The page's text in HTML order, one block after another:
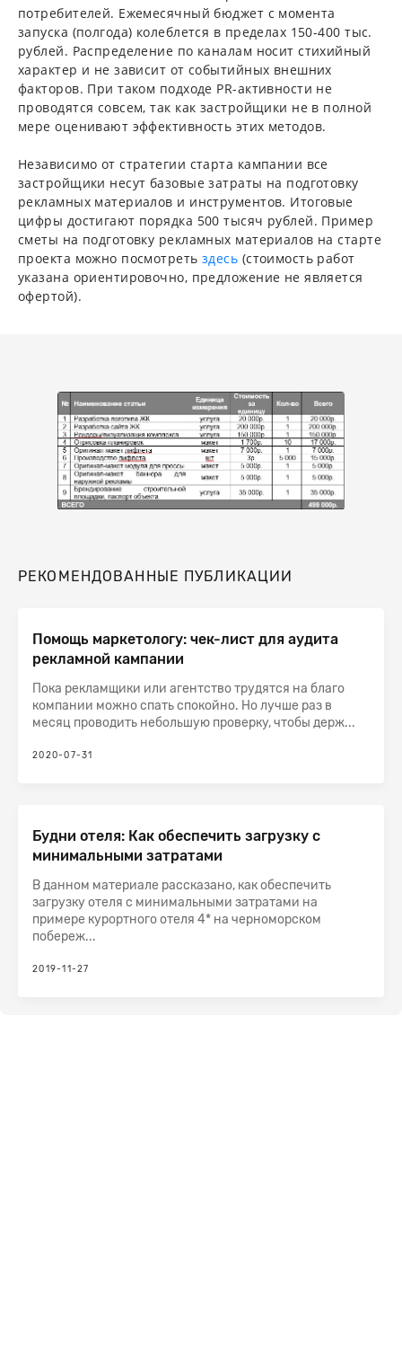
потребителей. Ежемесячный бюджет с момента
запуска (полгода) колеблется в пределах 150-400 тыс.
рублей. Распределение по каналам носит стихийный
характер и не зависит от событийных внешних
факторов. При таком подходе PR-активности не
проводятся совсем, так как застройщики не в полной
мере оценивают эффективность этих методов.
Независимо от стратегии старта кампании все
застройщики несут базовые затраты на подготовку
рекламных материалов и инструментов. Итоговые
цифры достигают порядка 500 тысяч рублей. Пример
сметы на подготовку рекламных материалов на старте
проекта можно посмотретьздесь (стоимость работ
указана ориентировочно, предложение не является
офертой).
РЕКОМЕНДОВАННЫЕ ПУБЛИКАЦИИ
Помощь маркетологу: чек-лист для аудита
рекламной кампании
Пока рекламщики или агентство трудятся на благо
компании можно спать спокойно. Но лучше раз в
месяц проводить небольшую проверку, чтобы держ...
2020-07-31
Будни отеля: Как обеспечить загрузку с
минимальными затратами
В данном материале рассказано, как обеспечить
загрузку отеля с минимальными затратами на
примере курортного отеля 4* на черноморском
побереж...
2019-11-27